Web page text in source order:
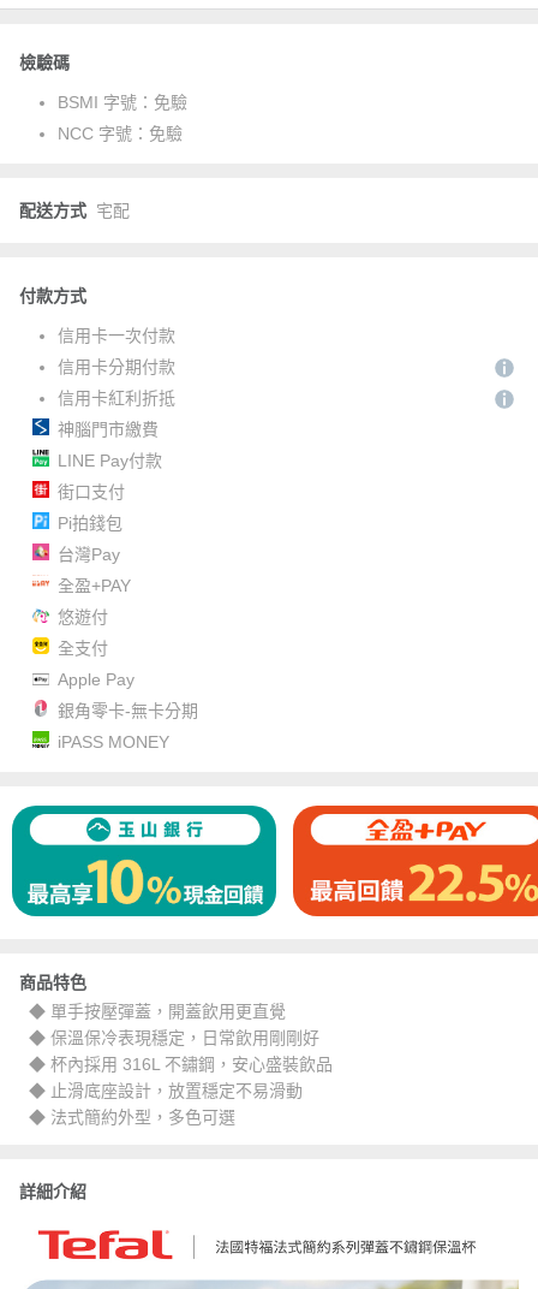
檢驗碼
BSMI 字號： 免驗
NCC 字號： 免驗
配送方式 宅配
付款方式
信用卡一次付款
信用卡分期付款
信用卡紅利折抵
神腦門市繳費
LINE Pay付款
街口支付
Pi拍錢包
台灣Pay
全盈+PAY
悠遊付
全支付
Apple Pay
銀角零卡-無卡分期
iPASS MONEY
商品特色
◆ 單手按壓彈蓋，開蓋飲用更直覺
◆ 保溫保冷表現穩定，日常飲用剛剛好
◆ 杯內採用 316L 不鏽鋼，安心盛裝飲品
◆ 止滑底座設計，放置穩定不易滑動
◆ 法式簡約外型，多色可選
詳細介紹